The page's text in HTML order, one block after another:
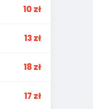
10 zł
13 zł
18 zł
17 zł